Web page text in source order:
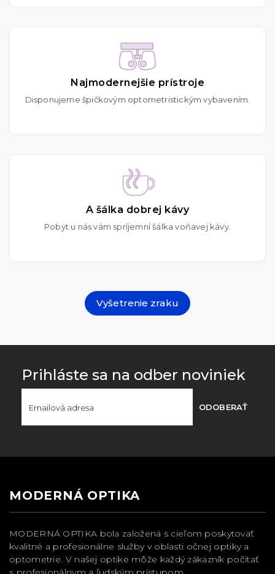
Najmodernejšie prístroje
Disponujeme špičkovým optometristickým vybavením.
A šálka dobrej kávy
Pobyt u nás vám spríjemní šálka voňavej kávy.
Vyšetrenie zraku
Prihláste sa na odber noviniek
ODOBERAŤ
MODERNÁ OPTIKA
MODERNÁ OPTIKA bola založená s cieľom poskytovať
kvalitné a profesionálne služby v oblasti očnej optiky a
optometrie. V našej optike môže každý zákazník počítať